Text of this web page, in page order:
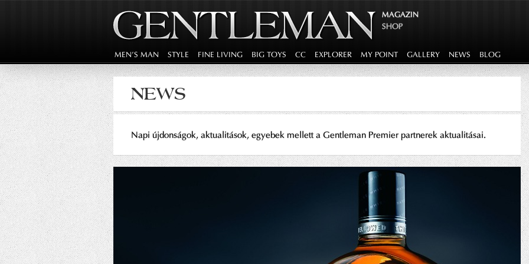
MAGAZIN
SHOP
MEN'S MAN STYLE FINE LIVING BIG TOYS CC EXPLORER MY POINT GALLERY NEWS BLOG
NEWS
Napi újdonságok, aktualitások, egyebek mellett a Gentleman Premier partnerek aktualitásai.